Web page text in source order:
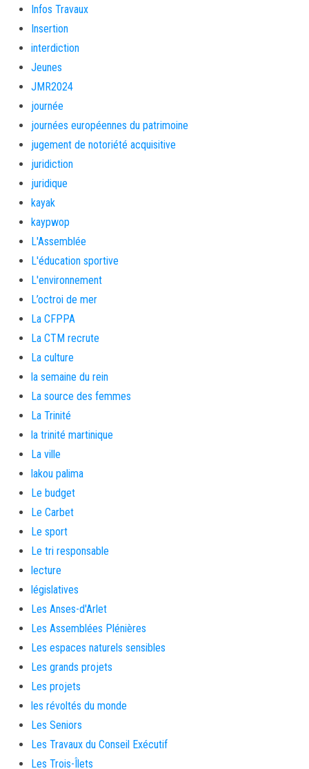
Infos Travaux
Insertion
interdiction
Jeunes
JMR2024
journée
journées européennes du patrimoine
jugement de notoriété acquisitive
juridiction
juridique
kayak
kaypwop
L'Assemblée
L'éducation sportive
L'environnement
L’octroi de mer
La CFPPA
La CTM recrute
La culture
la semaine du rein
La source des femmes
La Trinité
la trinité martinique
La ville
lakou palima
Le budget
Le Carbet
Le sport
Le tri responsable
lecture
législatives
Les Anses-d'Arlet
Les Assemblées Plénières
Les espaces naturels sensibles
Les grands projets
Les projets
les révoltés du monde
Les Seniors
Les Travaux du Conseil Exécutif
Les Trois-Îlets